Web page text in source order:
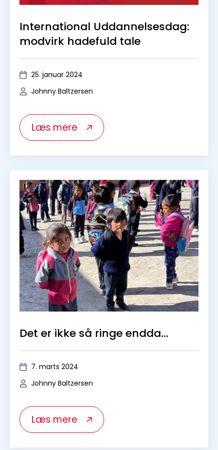
Læs mere
Det er ikke så ringe endda…
7. marts 2024
Johnny Baltzersen
Læs mere